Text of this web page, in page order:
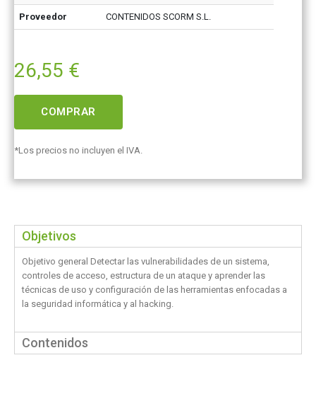
Proveedor CONTENIDOS SCORM S.L.
26,55 €
COMPRAR
*Los precios no incluyen el IVA.
Objetivos
Objetivo general Detectar las vulnerabilidades de un sistema,
controles de acceso, estructura de un ataque y aprender las
técnicas de uso y configuración de las herramientas enfocadas a
la seguridad informática y al hacking.
Contenidos